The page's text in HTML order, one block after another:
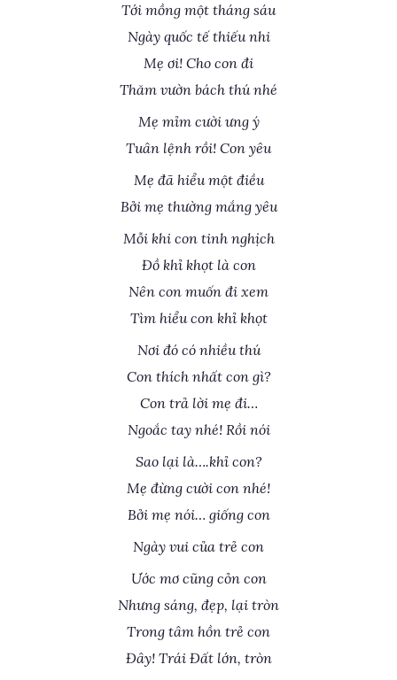
Tới mồng một tháng sáu
Ngày quốc tế thiếu nhi
Mẹ ơi! Cho con đi
Thăm vườn bách thú nhé
Mẹ mỉm cười ưng ý
Tuân lệnh rồi! Con yêu
Mẹ đã hiểu một điều
Bởi mẹ thường mắng yêu
Mỗi khi con tinh nghịch
Đồ khỉ khọt là con
Nên con muốn đi xem
Tìm hiểu con khỉ khọt
Nơi đó có nhiều thú
Con thích nhất con gì?
Con trả lời mẹ đi…
Ngoắc tay nhé! Rồi nói
Sao lại là….khỉ con?
Mẹ đừng cười con nhé!
Bởi mẹ nói… giống con
Ngày vui của trẻ con
Ước mơ cũng cỏn con
Nhưng sáng, đẹp, lại tròn
Trong tâm hồn trẻ con
Đây! Trái Đất lớn, tròn